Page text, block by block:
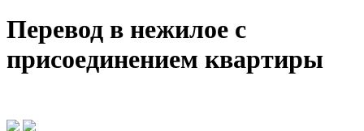
Перевод в нежилое с
присоединением квартиры